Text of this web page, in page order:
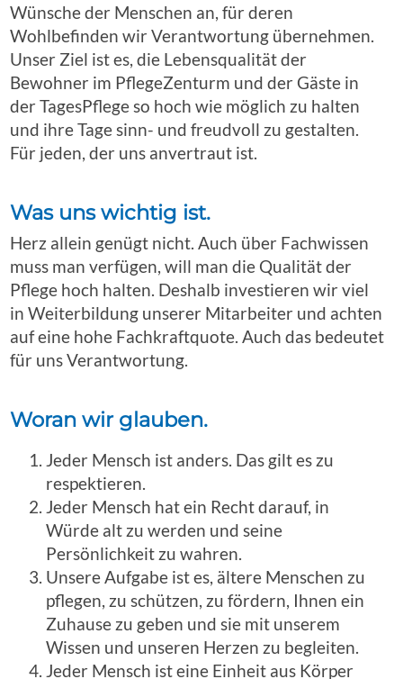
Wünsche der Menschen an, für deren
Wohlbefinden wir Verantwortung übernehmen.
Unser Ziel ist es, die Lebensqualität der
Bewohner im PflegeZenturm und der Gäste in
der TagesPflege so hoch wie möglich zu halten
und ihre Tage sinn- und freudvoll zu gestalten.
Für jeden, der uns anvertraut ist.
Was uns wichtig ist.
Herz allein genügt nicht. Auch über Fachwissen
muss man verfügen, will man die Qualität der
Pflege hoch halten. Deshalb investieren wir viel
in Weiterbildung unserer Mitarbeiter und achten
auf eine hohe Fachkraftquote. Auch das bedeutet
für uns Verantwortung.
Woran wir glauben.
Jeder Mensch ist anders. Das gilt es zu
respektieren.
Jeder Mensch hat ein Recht darauf, in
Würde alt zu werden und seine
Persönlichkeit zu wahren.
Unsere Aufgabe ist es, ältere Menschen zu
pflegen, zu schützen, zu fördern, Ihnen ein
Zuhause zu geben und sie mit unserem
Wissen und unseren Herzen zu begleiten.
Jeder Mensch ist eine Einheit aus Körper